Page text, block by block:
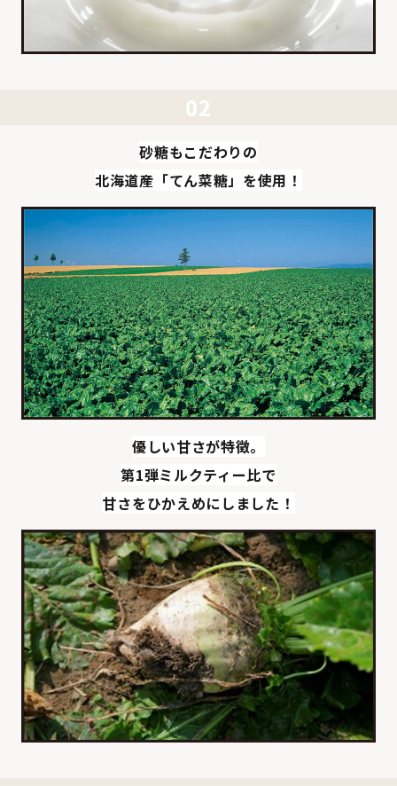
砂糖もこだわりの
北海道産「てん菜糖」を使用！
優しい甘さが特徴。
第1弾ミルクティー比で
甘さをひかえめにしました！